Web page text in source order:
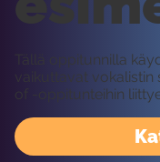
Tällä oppitunnilla
vaikuttavat vokalistin
of -oppitunteihin